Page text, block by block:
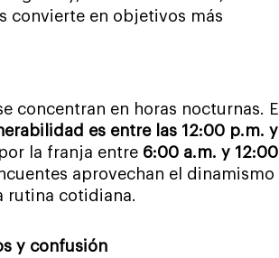
convierte en objetivos más
concentran en horas nocturnas. El
es entre las 12:00 p.m. y
la franja entre 6:00 a.m. y 12:00
aprovechan el dinamismo
rutina cotidiana.
y confusión